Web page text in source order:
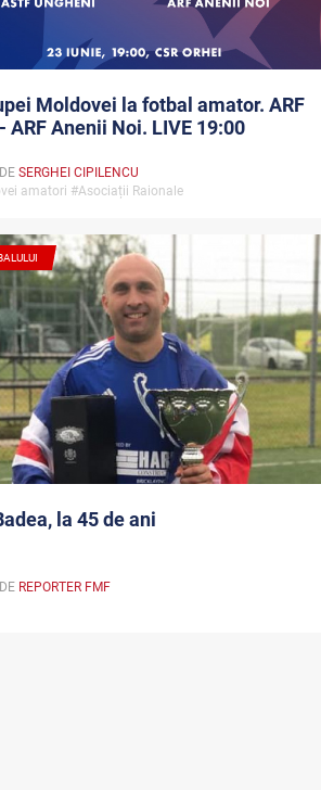
Moldovei la fotbal amator. ARF
ARF Anenii Noi. LIVE 19:00
SERGHEI CIPILENCU
amatori #Asociații Raionale
la 45 de ani
REPORTER FMF